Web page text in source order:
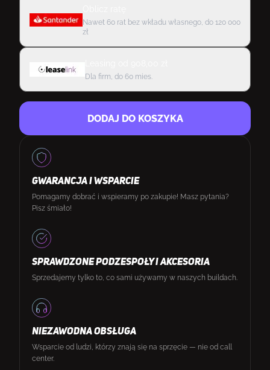
Nawet 60 rat bez wkładu własnego, do 120 000
zł
Dla firm, do 60 mies.
DODAJ DO KOSZYKA
GWARANCJA I WSPARCIE
Pomagamy dobrać i wspieramy po zakupie! Masz pytania?
Pisz śmiało!
SPRAWDZONE PODZESPOŁY I AKCESORIA
Sprzedajemy tylko to, co sami używamy w naszych buildach.
NIEZAWODNA OBSŁUGA
Wsparcie od ludzi, którzy znają się na sprzęcie — nie od call
center.